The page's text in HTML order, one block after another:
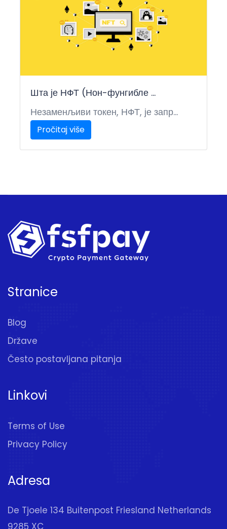
Шта је НФТ (Нон-фунгибле ...
Незаменљиви токен, НФТ, је запр...
Pročitaj više
Stranice
Blog
Države
Često postavljana pitanja
Linkovi
Terms of Use
Privacy Policy
Adresa
De Tjoele 134 Buitenpost Friesland Netherlands
9285 XC